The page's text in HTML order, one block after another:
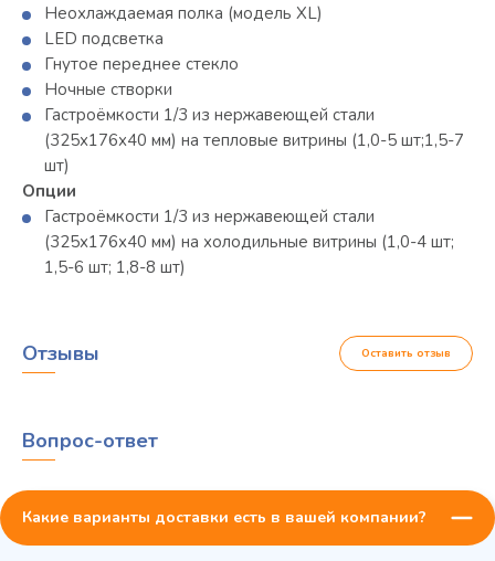
Неохлаждаемая полка (модель XL)
LED подсветка
Гнутое переднее стекло
Ночные створки
Гастроёмкости 1/3 из нержавеющей стали
(325х176х40 мм) на тепловые витрины (1,0-5 шт;1,5-7
шт)
Опции
Гастроёмкости 1/3 из нержавеющей стали
(325х176х40 мм) на холодильные витрины (1,0-4 шт;
1,5-6 шт; 1,8-8 шт)
Отзывы Оставить отзыв
Вопрос-ответ
Какие варианты доставки есть в вашей компании?